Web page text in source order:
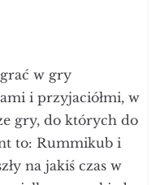
w gry
i przyjaciółmi, w
gry, do których do
to: Rummikub i
na jakiś czas w